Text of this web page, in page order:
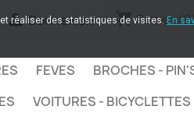
 Connexion shopping_cartPanier
FEVES
BROCHES -
VOITURES - BICYCLETTES
réaliser des statistiques de visites. En